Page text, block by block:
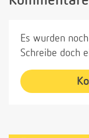
Es wurden
Schreibe doch